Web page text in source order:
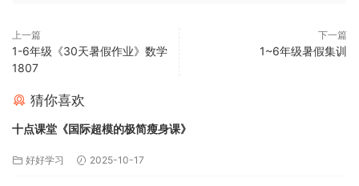
上一篇
1-6年级《30天暑假作业》数学
1807
下一篇
1~6年级暑假集训
猜你喜欢
十点课堂《国际超模的极简瘦身课》
好好学习 2025-10-17